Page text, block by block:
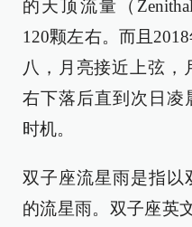
的天顶流量（
120颗左右。而且
八，月亮接近上弦，
右下落后直到次日凌
时机。
双子座流星雨是指以
的流星雨。双子座英